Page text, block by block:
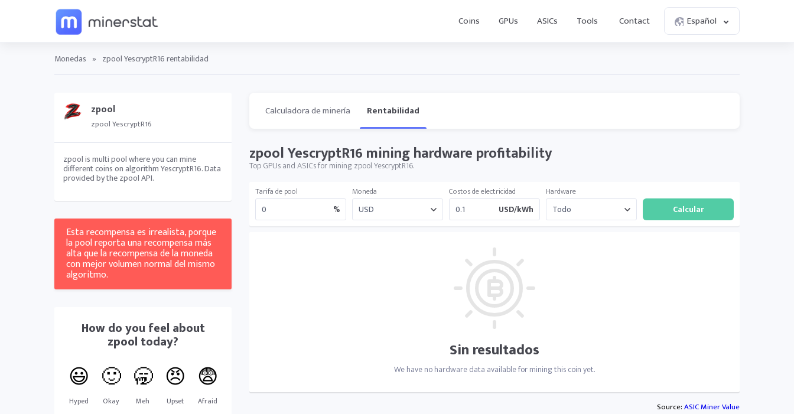
Coins GPUs ASICs Tools Contact Español
Monedas » zpool YescryptR16 rentabilidad
zpool
zpool YescryptR16
zpool is multi pool where you can mine
different coins on algorithm YescryptR16. Data
provided by the zpool API.
Esta recompensa es irrealista, porque
la pool reporta una recompensa más
alta que la recompensa de la moneda
con mejor volumen normal del mismo
algoritmo.
How do you feel about
zpool today?
😃
Hyped
🙂
Okay
🥱
Meh
😠
Upset
😨
Afraid
Calculadora de minería Rentabilidad
zpool YescryptR16 mining hardware profitability
Top GPUs and ASICs for mining zpool YescryptR16.
Tarifa de pool
%
Moneda Costos de electricidad
USD/kWh
Hardware
Sin resultados
We have no hardware data available for mining this coin yet.
Source:ASIC Miner Value